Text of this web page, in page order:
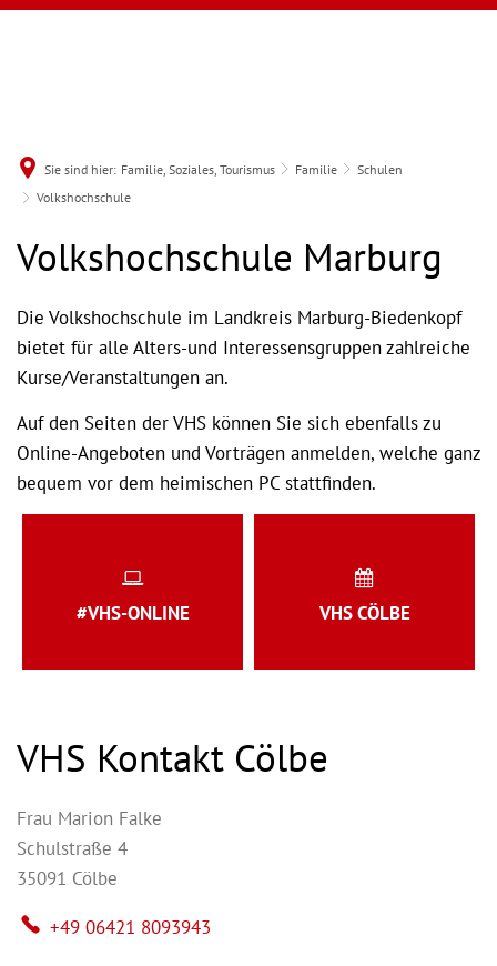
Sie sind hier: Familie, Soziales, Tourismus Familie
Schulen
Volkshochschule
Volkshochschule
Volkshochschule Marburg
Die Volkshochschule im Landkreis Marburg-Biedenkopf
bietet für alle Alters-und Interessensgruppen zahlreiche
Kurse/Veranstaltungen an.
Auf den Seiten der VHS können Sie sich ebenfalls zu
Online-Angeboten und Vorträgen anmelden, welche ganz
bequem vor dem heimischen PC stattfinden.
#VHS-ONLINE VHS CÖLBE
VHS Kontakt Cölbe
Frau Marion Falke
Schulstraße 4
35091 Cölbe
+49 06421 8093943